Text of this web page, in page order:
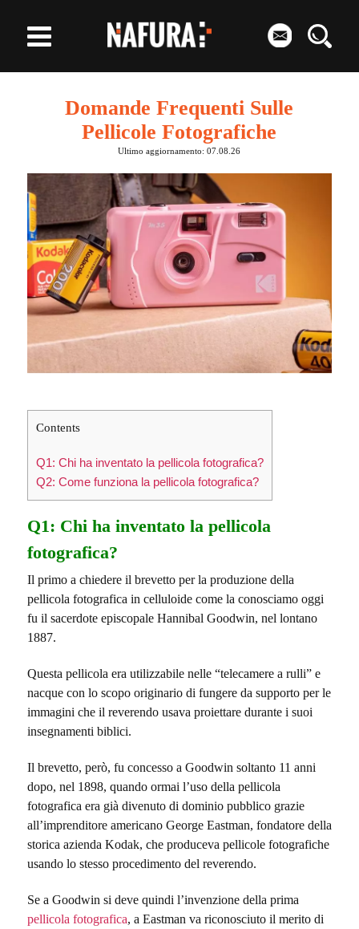
Domande Frequenti Sulle
Pellicole Fotografiche
Ultimo aggiornamento: 07.08.26
Contents
Q1: Chi ha inventato la pellicola fotografica?
Q2: Come funziona la pellicola fotografica?
Q1: Chi ha inventato la pellicola
fotografica?
Il primo a chiedere il brevetto per la produzione della
pellicola fotografica in celluloide come la conosciamo oggi
fu il sacerdote episcopale Hannibal Goodwin, nel lontano
1887.
Questa pellicola era utilizzabile nelle “telecamere a rulli” e
nacque con lo scopo originario di fungere da supporto per le
immagini che il reverendo usava proiettare durante i suoi
insegnamenti biblici.
Il brevetto, però, fu concesso a Goodwin soltanto 11 anni
dopo, nel 1898, quando ormai l’uso della pellicola
fotografica era già divenuto di dominio pubblico grazie
all’imprenditore americano George Eastman, fondatore della
storica azienda Kodak, che produceva pellicole fotografiche
usando lo stesso procedimento del reverendo.
Se a Goodwin si deve quindi l’invenzione della prima
pellicola fotografica, a Eastman va riconosciuto il merito di